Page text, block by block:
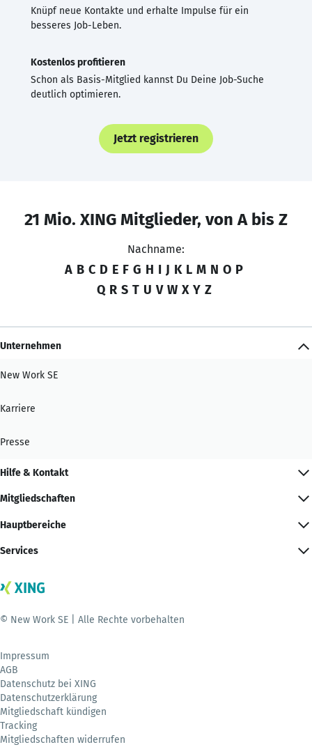
Knüpf neue Kontakte und erhalte Impulse für ein
besseres Job-Leben.
Kostenlos profitieren
Schon als Basis-Mitglied kannst Du Deine Job-Suche
deutlich optimieren.
Jetzt registrieren
21 Mio. XING Mitglieder, von A bis Z
Nachname:
A B C D E F G H I J K L M N O P
Q R S T U V W X Y Z
Unternehmen
New Work SE
Karriere
Presse
Hilfe & Kontakt
Mitgliedschaften
Hauptbereiche
Services
© New Work SE | Alle Rechte vorbehalten
Impressum
AGB
Datenschutz bei XING
Datenschutzerklärung
Mitgliedschaft kündigen
Tracking
Mitgliedschaften widerrufen